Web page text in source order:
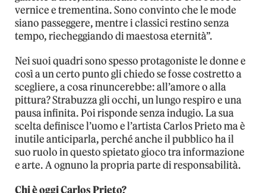
vernice e trementina. Sono convinto che le mode
siano passeggere, mentre i classici restino senza
tempo, riecheggiando di maestosa eternità”.
Nei suoi quadri sono spesso protagoniste le donne e
così a un certo punto gli chiedo se fosse costretto a
scegliere, a cosa rinuncerebbe: all’amore o alla
pittura? Strabuzza gli occhi, un lungo respiro e una
pausa infinita. Poi risponde senza indugio. La sua
scelta definisce l’uomo e l’artista Carlos Prieto ma è
inutile anticiparla, perché anche il pubblico ha il
suo ruolo in questo spietato gioco tra informazione
e arte. A ognuno la propria parte di responsabilità.
Chi è oggi Carlos Prieto?